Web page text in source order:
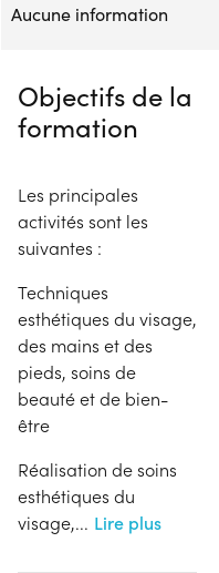
Aucune information
Objectifs de la
formation
Les principales
activités sont les
suivantes :
Techniques
esthétiques du visage,
des mains et des
pieds, soins de
beauté et de bien-
être
Réalisation de soins
esthétiques du
visage,... Lire plus